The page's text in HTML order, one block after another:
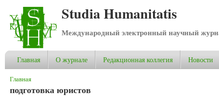
Studia Humanitatis
Международный электронный научный
Главная О журнале Редакционная коллегия Новости
Вы здесь
Главная
подготовка юристов